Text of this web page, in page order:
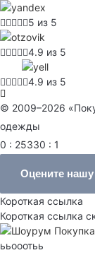
5 из 5
4.9 из 5
4.9 из 5
© 2009–2026
одежды
0 : 25330 : 1
Оцените нашу
Короткая ссылка
Короткая ссылка
ььооотьь